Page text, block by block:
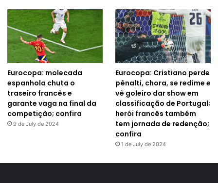
Eurocopa: molecada
espanhola chuta o
traseiro francês e
garante vaga na final da
competição; confira
9 de July de 2024
Eurocopa: Cristiano perde
pênalti, chora, se redime e
vê goleiro dar show em
classificação de Portugal;
herói francês também
tem jornada de redenção;
confira
1 de July de 2024